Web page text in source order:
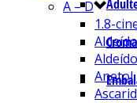
A – D
1.8-
Anetol